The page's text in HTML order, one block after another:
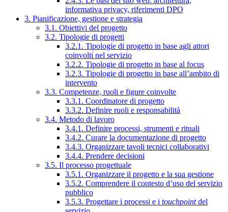
informativa privacy, riferimenti DPO
3. Pianificazione, gestione e strategia
3.1. Obiettivi del progetto
3.2. Tipologie di progetti
3.2.1. Tipologie di progetto in base agli attori
coinvolti nel servizio
3.2.2. Tipologie di progetto in base al focus
3.2.3. Tipologie di progetto in base all’ambito di
intervento
3.3. Competenze, ruoli e figure coinvolte
3.3.1. Coordinatore di progetto
3.3.2. Definire ruoli e responsabilità
3.4. Metodo di lavoro
3.4.1. Definire processi, strumenti e rituali
3.4.2. Curare la documentazione di progetto
3.4.3. Organizzare tavoli tecnici collaborativi
3.4.4. Prendere decisioni
3.5. Il processo progettuale
3.5.1. Organizzare il progetto e la sua gestione
3.5.2. Comprendere il contesto d’uso del servizio
pubblico
3.5.3. Progettare i processi e i touchpointdel